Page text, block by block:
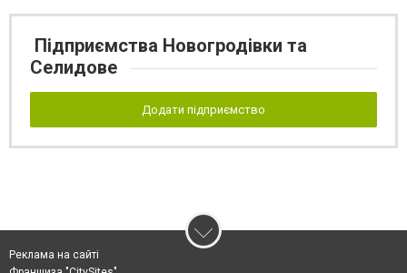
Підприємства Новогродівки та
Селидове
Додати підприємство
Реклама на сайті